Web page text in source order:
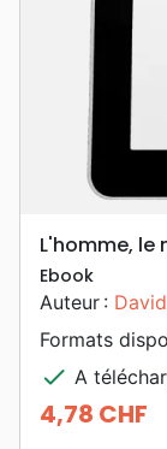
L'homme, le
Ebook
Auteur :
Formats
check A
Prix
4,78 CHF